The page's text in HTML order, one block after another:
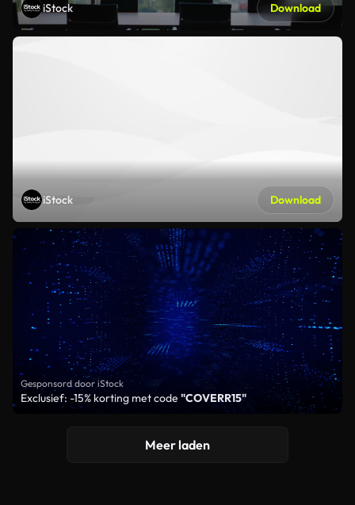
iStock Download
iStock Download
Gesponsord door iStock
Exclusief: -15% korting met code "COVERR15"
Meer laden